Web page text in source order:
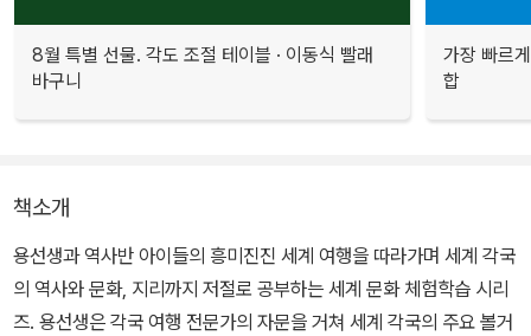
8월 특별 선물. 각도 조절 테이블 · 이동식 빨래
바구니
가장 빠르
합
책소개
용선생과 역사반 아이들의 흥미진진 세계 여행을 따라가며 세계 각국
의 역사와 문화, 지리까지 저절로 공부하는 세계 문화 체험학습 시리
즈. 용선생은 각국 여행 전문가의 자문을 거쳐 세계 각국의 주요 볼거